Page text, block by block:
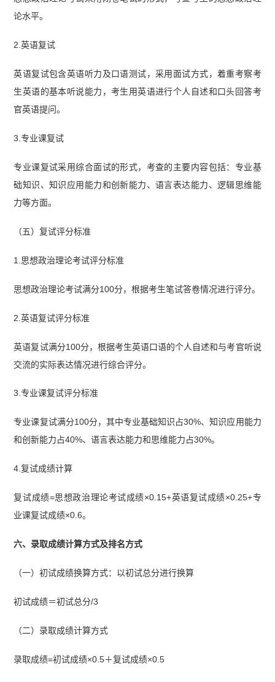
论水平。
2.英语复试
英语复试包含英语听力及口语测试，采用面试方式，着重考察考
生英语的基本听说能力，考生用英语进行个人自述和口头回答考
官英语提问。
3.专业课复试
专业课复试采用综合面试的形式，考查的主要内容包括：专业基
础知识、知识应用能力和创新能力、语言表达能力、逻辑思维能
力等方面。
（五）复试评分标准
1.思想政治理论考试评分标准
思想政治理论考试满分100分，根据考生笔试答卷情况进行评分。
2.英语复试评分标准
英语复试满分100分，根据考生英语口语的个人自述和与考官听说
交流的实际表达情况进行综合评分。
3.专业课复试评分标准
专业课复试满分100分，其中专业基础知识占30%、知识应用能力
和创新能力占40%、语言表达能力和思维能力占30%。
4.复试成绩计算
复试成绩=思想政治理论考试成绩×0.15+英语复试成绩×0.25+专
业课复试成绩×0.6。
六、录取成绩计算方式及排名方式
（一）初试成绩换算方式：以初试总分进行换算
初试成绩＝初试总分/3
（二）录取成绩计算方式
录取成绩=初试成绩×0.5＋复试成绩×0.5